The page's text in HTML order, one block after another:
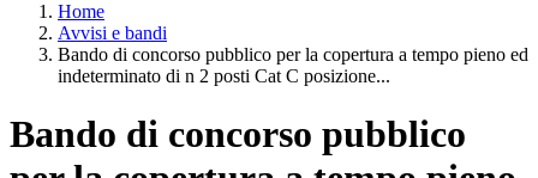
Home
Avvisi e bandi
Bando di concorso pubblico per la copertura a tempo pieno ed
indeterminato di n 2 posti Cat C posizione...
Bando di concorso pubblico